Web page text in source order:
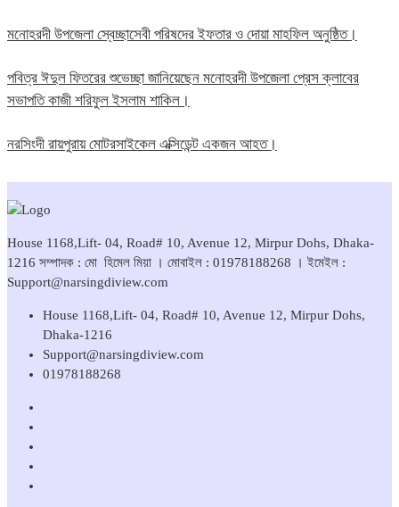
মনোহরদী উপজেলা স্বেচ্ছাসেবী পরিষদের ইফতার ও দোয়া মাহফিল অনুষ্ঠিত।
পবিত্র ঈদুল ফিতরের শুভেচ্ছা জানিয়েছেন মনোহরদী উপজেলা প্রেস ক্লাবের
সভাপতি কাজী শরিফুল ইসলাম শাকিল।
নরসিংদী রায়পুরায় মোটরসাইকেল এক্সিডেন্ট একজন আহত।
House 1168,Lift- 04, Road# 10, Avenue 12, Mirpur Dohs, Dhaka-
1216 সম্পাদক : মো হিমেল মিয়া । মোবাইল : 01978188268 । ইমেইল :
Support@narsingdiview.com
House 1168,Lift- 04, Road# 10, Avenue 12, Mirpur Dohs,
Dhaka-1216
Support@narsingdiview.com
01978188268